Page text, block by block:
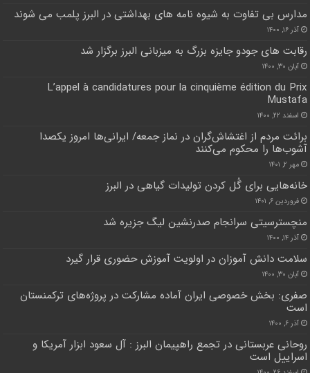
مدارس بی تفاوت به شیوه نامه های بهداشتی در البرز پلمب می شوند
آذر ۱۶, ۱۴۰۰
رقابت های جودو جایزه بزرگ به میزبانی البرز برگزار شد
آبان ۳۰, ۱۴۰۰
L’appel à candidatures pour la cinquième édition du Prix
Mustafa
اسفند ۲۲, ۱۴۰۰
برائت مردم ‌از اغتشاش‌گران در نماز جمعه‌/ ایرانی‌ها امروز یکصدا
آشوب‌ها را محکوم می‌کنند
مهر ۲, ۱۴۰۱
خانه‌هایی برای گُل کردن تولیدات گیاهی در البرز
فروردین ۶, ۱۴۰۱
منچسترسیتی سرانجام صدرنشین لیگ جزیره شد
آذر ۱۴, ۱۴۰۰
سلامت دانش آموزان در اولویت آموزش حضوری قرار گیرد
آبان ۳۰, ۱۴۰۰
صفری: بخش خصوصی ایران آماده مشارکت در پروژه‌های ترکمنستان
است
آذر ۶, ۱۴۰۰
روحانی عربستانی در تجمع راهپیمان البرز : آل سعود ابزار آمریکا و
اسراییل است